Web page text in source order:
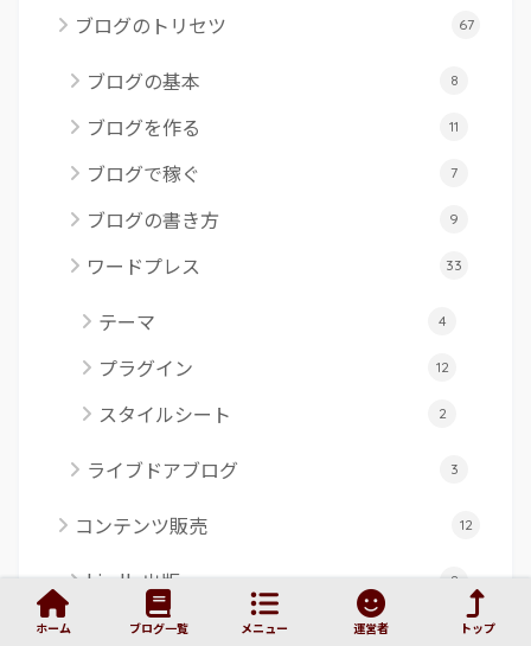
ブログのトリセツ 67
ブログの基本 8
ブログを作る 11
ブログで稼ぐ 7
ブログの書き方 9
ワードプレス 33
テーマ 4
プラグイン 12
スタイルシート 2
ライブドアブログ 3
コンテンツ販売 12
kindle出版 8
有料note
ホーム ブログ一覧 メニュー 運営者 トップ